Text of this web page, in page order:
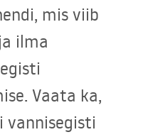
mis viib
ilma
Vaata ka,
vannisegisti